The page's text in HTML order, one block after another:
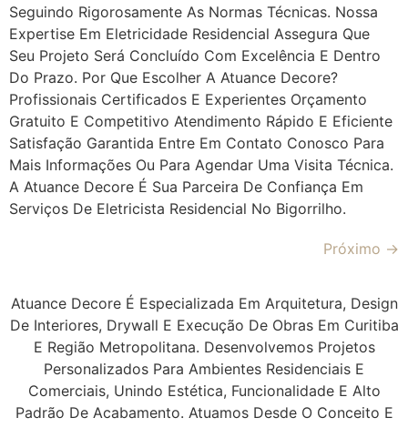
Seguindo Rigorosamente As Normas Técnicas. Nossa
Expertise Em Eletricidade Residencial Assegura Que
Seu Projeto Será Concluído Com Excelência E Dentro
Do Prazo. Por Que Escolher A Atuance Decore?
Profissionais Certificados E Experientes Orçamento
Gratuito E Competitivo Atendimento Rápido E Eficiente
Satisfação Garantida Entre Em Contato Conosco Para
Mais Informações Ou Para Agendar Uma Visita Técnica.
A Atuance Decore É Sua Parceira De Confiança Em
Serviços De Eletricista Residencial No Bigorrilho.
Próximo →
Atuance Decore É Especializada Em Arquitetura, Design
De Interiores, Drywall E Execução De Obras Em Curitiba
E Região Metropolitana. Desenvolvemos Projetos
Personalizados Para Ambientes Residenciais E
Comerciais, Unindo Estética, Funcionalidade E Alto
Padrão De Acabamento. Atuamos Desde O Conceito E